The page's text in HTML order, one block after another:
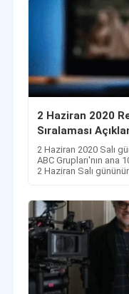
2 Haziran 2020
Sıralaması
2 Haziran 2020 Salı
ABC Grupları'nın ana
2 Haziran Salı